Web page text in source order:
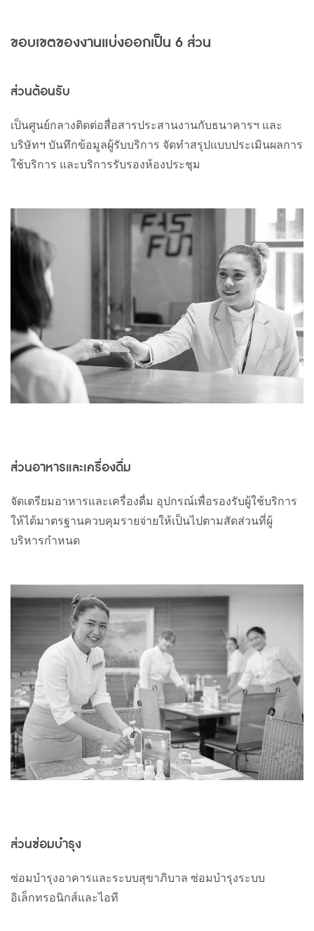
ขอบเขตของงานแบ่งออกเป็น 6 ส่วน
ส่วนต้อนรับ
เป็นศูนย์กลางติดต่อสื่อสารประสานงานกับธนาคารฯ และ
บริษัทฯ บันทึกข้อมูลผู้รับบริการ จัดทำสรุปแบบประเมินผลการ
ใช้บริการ และบริการรับรองห้องประชุม
ส่วนอาหารและเครื่องดื่ม
จัดเตรียมอาหารและเครื่องดื่ม อุปกรณ์เพื่อรองรับผู้ใช้บริการ
ให้ได้มาตรฐานควบคุมรายจ่ายให้เป็นไปตามสัดส่วนที่ผู้
บริหารกำหนด
ส่วนซ่อมบำรุง
ซ่อมบำรุงอาคารและระบบสุขาภิบาล ซ่อมบำรุงระบบ
อิเล็กทรอนิกส์และไอที